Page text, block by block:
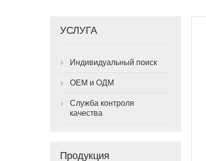
УСЛУГА
 Индивидуальный поиск
 OEM и ОДМ

Служба контроля
качества
Продукция